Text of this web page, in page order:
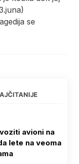
se
avioni na
lete na veoma